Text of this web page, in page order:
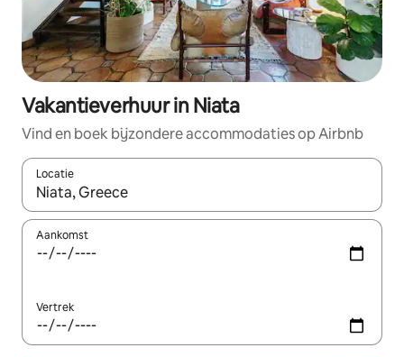
Vakantieverhuur in Niata
Vind en boek bijzondere accommodaties op Airbnb
Locatie
Wanneer er suggesties beschikbaar zijn, maak je een keuze
Aankomst
Vertrek